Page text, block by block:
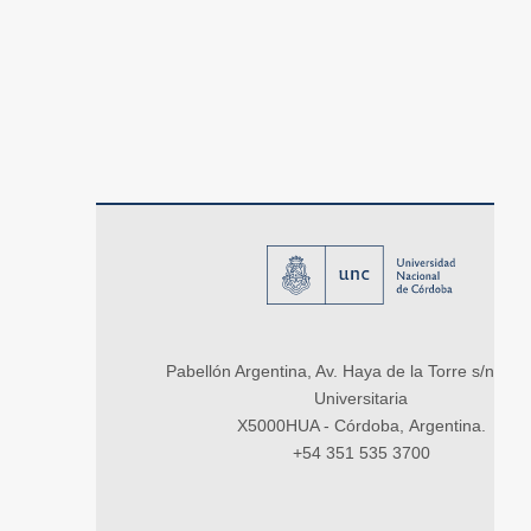
Pabellón Argentina, Av. Haya de la Torre s/n,
Universitaria
X5000HUA - Córdoba, Argentina.
+54 351 535 3700